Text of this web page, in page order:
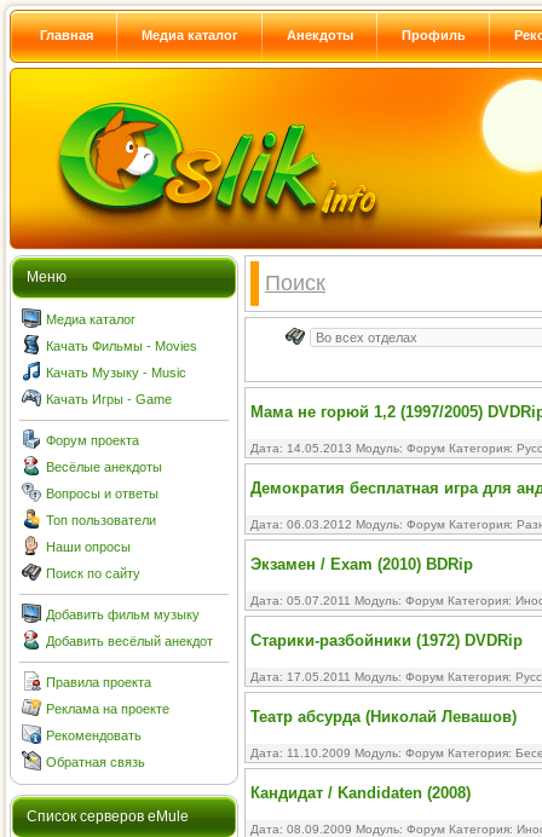
Главная Медиа каталог Анекдоты Профиль
Меню
Медиа каталог
Качать Фильмы - Movies
Качать Музыку - Music
Качать Игры - Game
Форум проекта
Весёлые анекдоты
Вопросы и ответы
Топ пользователи
Наши опросы
Поиск по сайту
Добавить фильм музыку
Добавить весёлый анекдот
Правила проекта
Реклама на проекте
Рекомендовать
Обратная связь
Cписок серверов eMule
Поиск
Мама не горюй 1,2 (1997/2005)
Дата: 14.05.2013 Модуль: Форум Категория:
Демократия бесплатная игра для
Дата: 06.03.2012 Модуль: Форум Категория:
Экзамен / Exam (2010) BDRip
Дата: 05.07.2011 Модуль: Форум Категория:
Старики-разбойники (1972) DVDRip
Дата: 17.05.2011 Модуль: Форум Категория:
Театр абсурда (Николай Левашов)
Дата: 11.10.2009 Модуль: Форум Категория:
Кандидат / Kandidaten (2008)
Дата: 08.09.2009 Модуль: Форум Категория: